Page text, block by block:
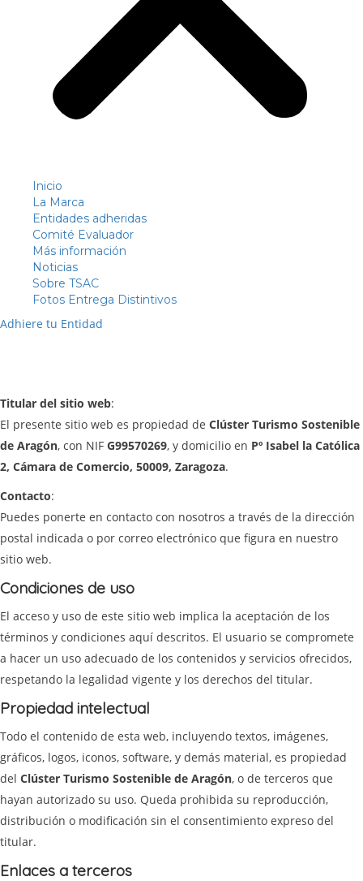
Inicio
La Marca
Entidades adheridas
Comité Evaluador
Más información
Noticias
Sobre TSAC
Fotos Entrega Distintivos
Adhiere tu Entidad
Titular del sitio web:
El presente sitio web es propiedad de Clúster Turismo Sostenible
de Aragón, con NIF G99570269, y domicilio en Pº Isabel la Católica
2, Cámara de Comercio, 50009, Zaragoza.
Contacto:
Puedes ponerte en contacto con nosotros a través de la dirección
postal indicada o por correo electrónico que figura en nuestro
sitio web.
Condiciones de uso
El acceso y uso de este sitio web implica la aceptación de los
términos y condiciones aquí descritos. El usuario se compromete
a hacer un uso adecuado de los contenidos y servicios ofrecidos,
respetando la legalidad vigente y los derechos del titular.
Propiedad intelectual
Todo el contenido de esta web, incluyendo textos, imágenes,
gráficos, logos, iconos, software, y demás material, es propiedad
del Clúster Turismo Sostenible de Aragón, o de terceros que
hayan autorizado su uso. Queda prohibida su reproducción,
distribución o modificación sin el consentimiento expreso del
titular.
Enlaces a terceros